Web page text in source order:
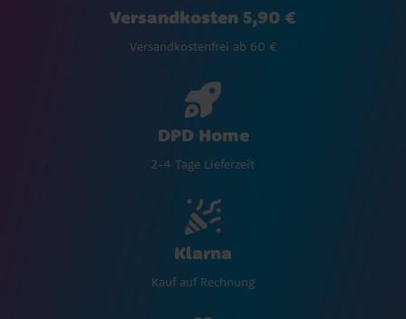
Versandkosten 5,90 €
Versandkostenfrei ab 60 €
DPD Home
2-4 Tage Lieferzeit
Klarna
Kauf auf Rechnung